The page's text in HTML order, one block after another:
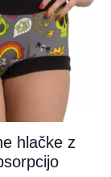
hlačke z